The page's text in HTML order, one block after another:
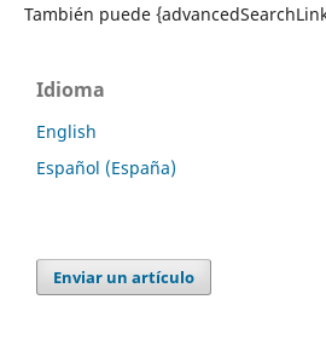
También puede
Idioma
English
Español (España)
Enviar un artículo